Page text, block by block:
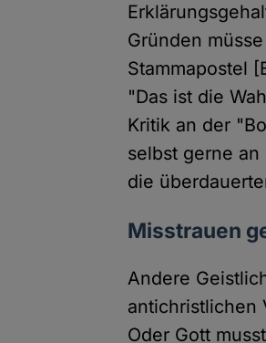
Gründen
Stammapostel
"Das ist die
Kritik an der
selbst gerne
die
Misstrauen
Andere
antichristlichen
Oder Gott